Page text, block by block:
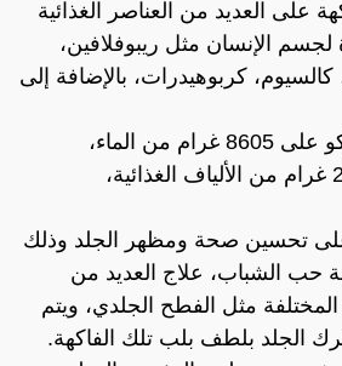
على العديد من العناصر الغذائية
لجسم الإنسان مثل ريبوفلافين،
كربوهيدرات، بالإضافة إلى
كما تحتوي الدوكو على 8605 غرام من الماء،
بالإضافة إلى 2.3 غرام من الألياف الغذائية،
تحسين صحة ومظهر الجلد وذلك
حب الشباب، علاج العديد من
مثل الفطح الجلدي، ويتم
الجلد بلطف بلب تلك الفاكهة.